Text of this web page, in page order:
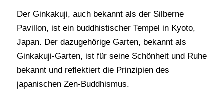
Der Ginkakuji, auch bekannt als der Silberne
Pavillon, ist ein buddhistischer Tempel in Kyoto,
Japan. Der dazugehörige Garten, bekannt als
Ginkakuji-Garten, ist für seine Schönheit und Ruhe
bekannt und reflektiert die Prinzipien des
japanischen Zen-Buddhismus.